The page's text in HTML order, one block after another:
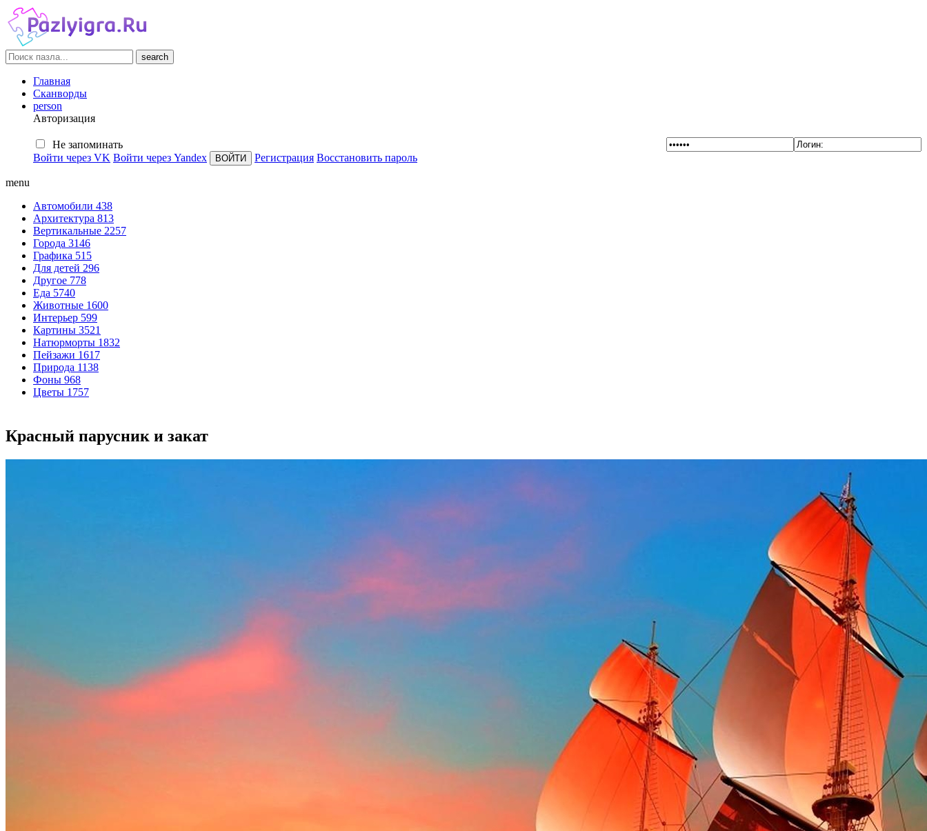
search
Главная
Сканворды
person
Авторизация
Не запоминать
Войти через VK Войти через Yandex Регистрация Восстановить пароль
menu
Автомобили 438
Архитектура 813
Вертикальные 2257
Города 3146
Графика 515
Для детей 296
Другое 778
Еда 5740
Животные 1600
Интерьер 599
Картины 3521
Натюрморты 1832
Пейзажи 1617
Природа 1138
Фоны 968
Цветы 1757
Красный парусник и закат